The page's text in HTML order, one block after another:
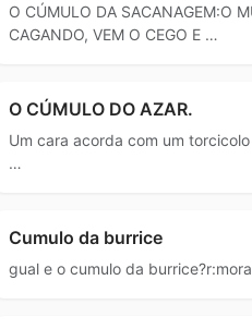
O CÚMULO DA SACANAGEM:O
CAGANDO, VEM O CEGO E …
O CÚMULO DO AZAR.
Um cara acorda com um
…
Cumulo da burrice
gual e o cumulo da